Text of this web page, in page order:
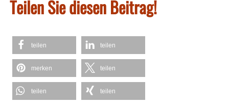
Teilen Sie diesen Beitrag!
teilen teilen
merken teilen
teilen teilen